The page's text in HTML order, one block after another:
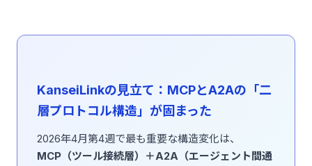
KanseiLinkの見立て：MCPとA2Aの「二
層プロトコル構造」が固まった
2026年4月第4週で最も重要な構造変化は、
MCP（ツール接続層）＋A2A（エージェント間通